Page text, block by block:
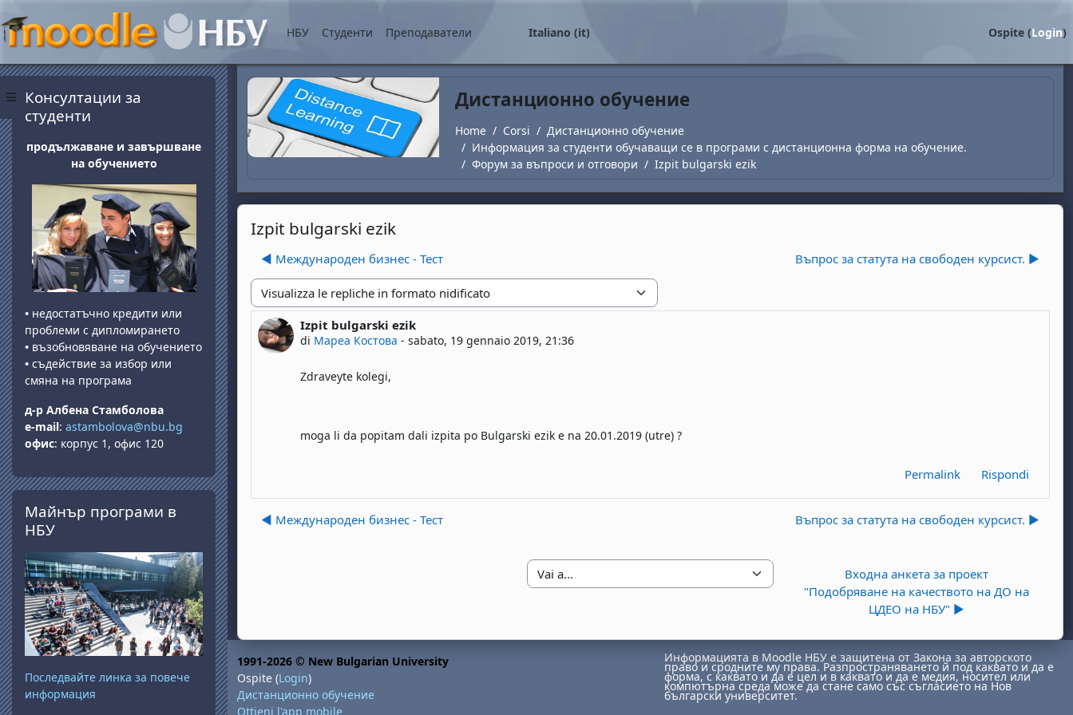
Pannello laterale
НБУ Студенти Преподаватели Italiano ‎(it)‎ Ospite (Login)
Дистанционно обучение
Home Corsi
Дистанционно обучение
Информация за студенти обучаващи се в програми с дистанционна форма на обучение.
Форум за въпроси и отговори
Izpit bulgarski ezik
Izpit bulgarski ezik
◀︎ Международен бизнес - Тест Въпрос за статута на свободен курсист. ▶︎
Modalità visualizzazione
Izpit bulgarski ezik
di Мареа Костова - sabato, 19 gennaio 2019, 21:36
Numero di risposte: 0
Zdraveyte kolegi,
moga li da popitam dali izpita po Bulgarski ezik e na 20.01.2019 (utre) ?
Permalink Rispondi
◀︎ Международен бизнес - Тест Въпрос за статута на свободен курсист. ▶︎
Vai a...
Входна анкета за проект
"Подобряване на качеството на ДО на
ЦДЕО на НБУ" ▶︎
Blocchi
Консултации за
студенти
продължаване и завършване
на обучението
• недостатъчно кредити или
проблеми с дипломирането
• възобновяване на обучението
• съдействие за избор или
смяна на програма
д-р Албена Стамболова
e-mail: astambolova@nbu.bg
офис: корпус 1, офис 120
Salta Майнър програми в НБУ
Майнър програми в
НБУ
Последвайте линка за повече
информация
Информацията в Moodle НБУ е защитена от Закона за авторското
право и сродните му права. Разпространяването й под каквато и да е
форма, с каквато и да е цел и в каквато и да е медия, носител или
компютърна среда може да стане само със съгласието на Нов
български университет.
1991-2026 © New Bulgarian University
Ospite (Login)
Дистанционно обучение
Ottieni l'app mobile